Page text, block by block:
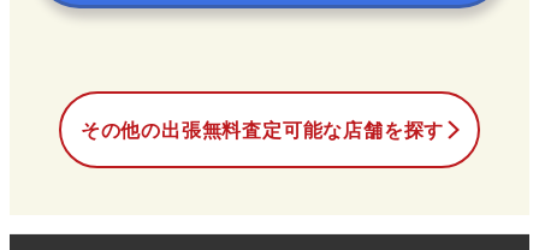
その他の出張無料査定可能な店舗を探す